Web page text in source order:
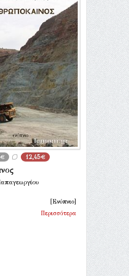
12,45€
[Ενύπνιο]
Περισσότερα